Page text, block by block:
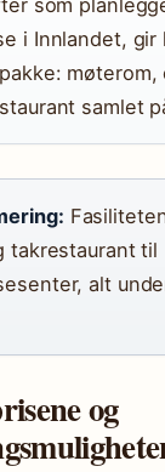
som
i Innlandet, gir
møterom,
samlet
takrestaurant til
alt
og